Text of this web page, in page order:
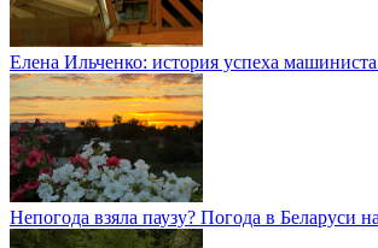
Елена Ильченко: история успеха
Непогода взяла паузу? Погода в Беларуси